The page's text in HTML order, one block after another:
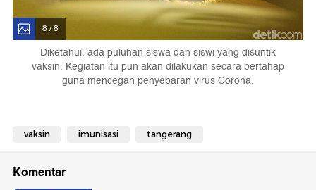
8 / 8
Diketahui, ada puluhan siswa dan siswi yang disuntik
vaksin. Kegiatan itu pun akan dilakukan secara bertahap
guna mencegah penyebaran virus Corona.
vaksin imunisasi tangerang
Komentar